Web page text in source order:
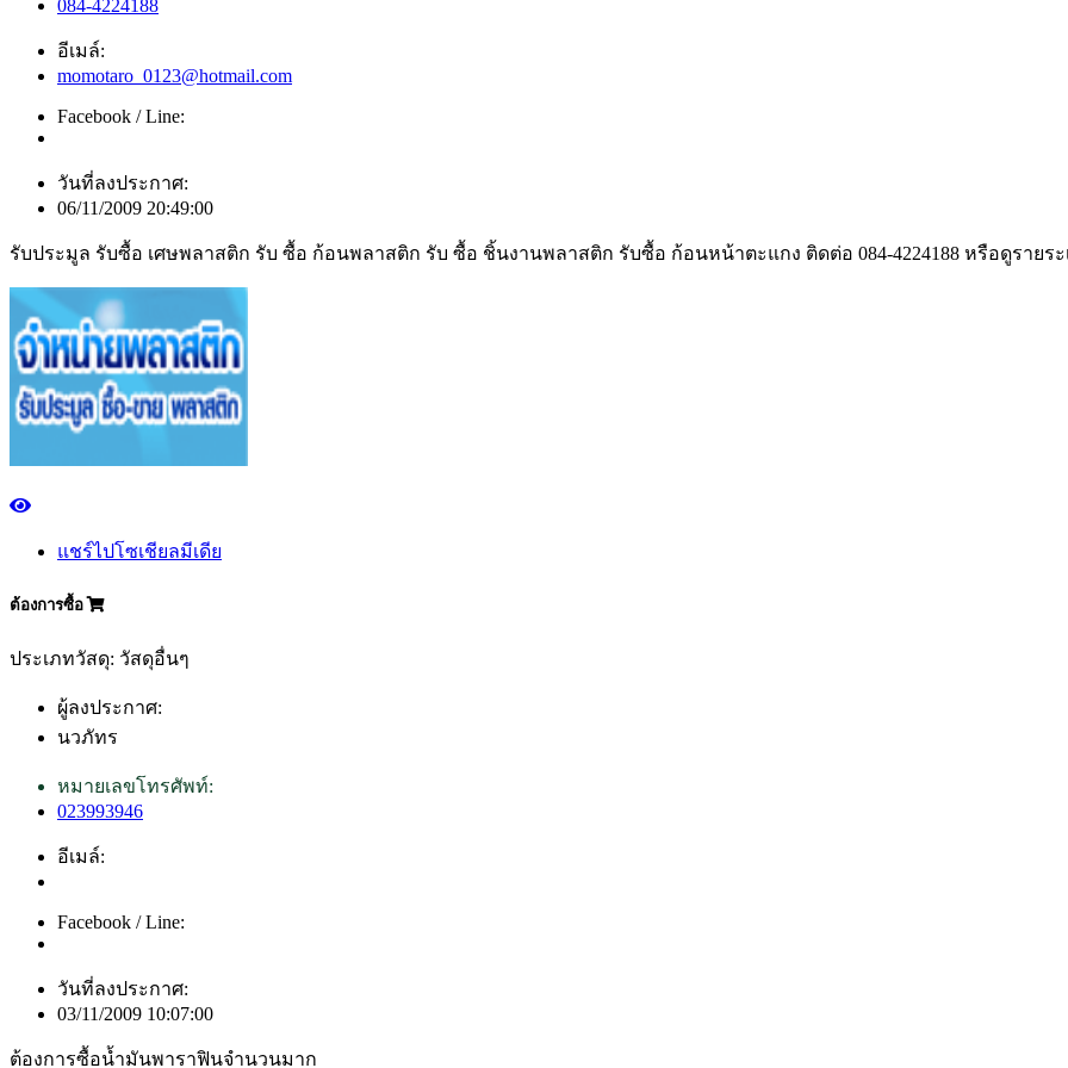
084-4224188
อีเมล์:
momotaro_0123@hotmail.com
Facebook / Line:
วันที่ลงประกาศ:
06/11/2009 20:49:00
รับประมูล รับซื้อ เศษพลาสติก รับ ซื้อ ก้อนพลาสติก รับ ซื้อ ชิ้นงานพลาสติก รับซื้อ ก้อนหน้าตะแกง ติดต่อ 084-4224188 หรือดูรายระเ
แชร์ไปโซเชียลมีเดีย
ต้องการซื้อ
ประเภทวัสดุ: วัสดุอื่นๆ
ผู้ลงประกาศ:
นวภัทร
หมายเลขโทรศัพท์:
023993946
อีเมล์:
Facebook / Line:
วันที่ลงประกาศ:
03/11/2009 10:07:00
ต้องการซื้อน้ำมันพาราฟินจำนวนมาก